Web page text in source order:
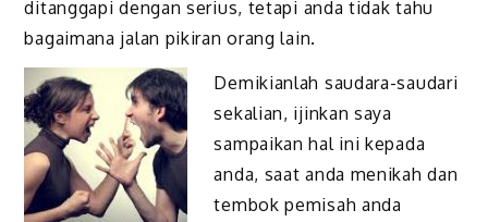
ditanggapi dengan serius, tetapi anda tidak tahu
bagaimana jalan pikiran orang lain.
Demikianlah saudara-saudari
sekalian, ijinkan saya
sampaikan hal ini kepada
anda, saat anda menikah dan
tembok pemisah anda